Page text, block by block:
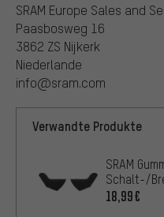
SRAM Europe Sales and
Paasbosweg 16
3862 ZS Nijkerk
Niederlande
info@sram.com
Verwandte Produkte
SRAM
Schalt-/
18,99€